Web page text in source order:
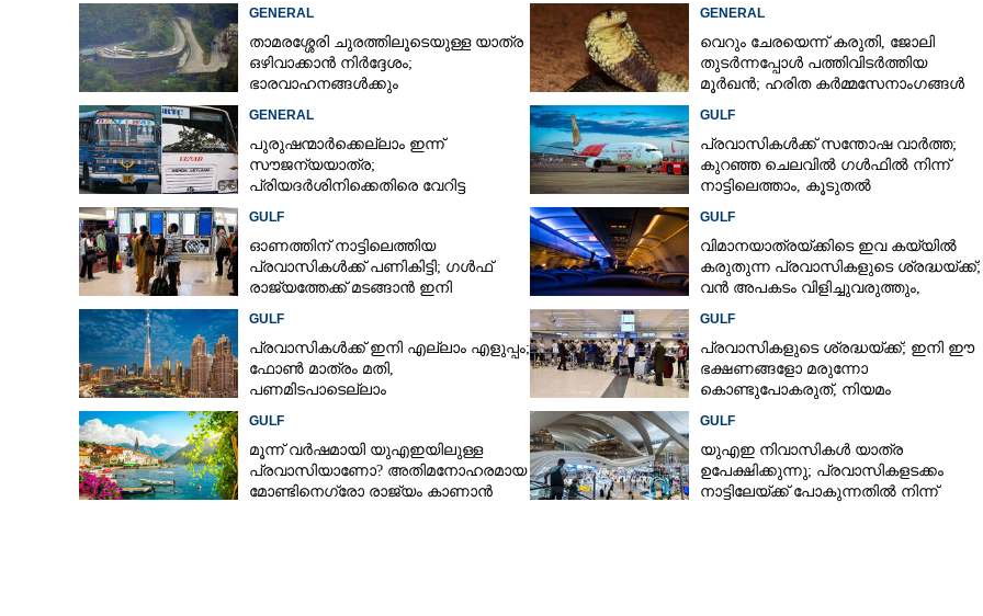
GENERAL
താമരശ്ശേരി ചുരത്തിലൂടെയുള്ള യാത്ര
ഒഴിവാക്കാൻ നിർദ്ദേശം;
ഭാരവാഹനങ്ങൾക്കും
GENERAL
വെറും ചേരയെന്ന് കരുതി, ജോലി
തുടർന്നപ്പോൾ പത്തിവിടർത്തിയ
മൂർഖൻ; ഹരിത കർമ്മസേനാംഗങ്ങൾ
GENERAL
പുരുഷന്മാർക്കെല്ലാം ഇന്ന്
സൗജന്യയാത്ര;
പ്രിയദർശിനിക്കെതിരെ വേറിട്ട
GULF
പ്രവാസികൾക്ക് സന്തോഷ വാർത്ത;
കുറഞ്ഞ ചെലവിൽ ഗൾഫിൽ നിന്ന്
നാട്ടിലെത്താം,​ കൂടുതൽ
GULF
ഓണത്തിന് നാട്ടിലെത്തിയ
പ്രവാസികൾക്ക് പണികിട്ടി; ഗൾഫ്
രാജ്യത്തേക്ക് മടങ്ങാൻ ഇനി
GULF
വിമാനയാത്രയ്‌ക്കിടെ ഇവ കയ്യിൽ
കരുതുന്ന പ്രവാസികളുടെ ശ്രദ്ധയ്‌ക്ക്;
വൻ അപകടം വിളിച്ചുവരുത്തും,
GULF
പ്രവാസികൾക്ക് ഇനി എല്ലാം എളുപ്പം;
ഫോൺ മാത്രം മതി,​
പണമിടപാടെല്ലാം
GULF
പ്രവാസികളുടെ ശ്രദ്ധയ്‌ക്ക്; ഇനി ഈ
ഭക്ഷണങ്ങളോ മരുന്നോ
കൊണ്ടുപോകരുത്, നിയമം
GULF
മൂന്ന് വർഷമായി യുഎഇയിലുള്ള
പ്രവാസിയാണോ? അതിമനോഹരമായ
മോണ്ടിനെഗ്രോ രാജ്യം കാണാൻ
GULF
യുഎഇ നിവാസികൾ യാത്ര
ഉപേക്ഷിക്കുന്നു; പ്രവാസികളടക്കം
നാട്ടിലേയ്ക്ക് പോകുന്നതിൽ നിന്ന്
മനുഷ്യനും മൂർഖനും കഴിയുന്നത്
ഒരേമുറിയിൽ, വീട്ടിൽ
സർവസ്വാതന്ത്ര്യം; അപൂർവ
ഗ്രാമമുള്ളത് നമ്മുടെ രാജ്യത്ത്
Copy Link